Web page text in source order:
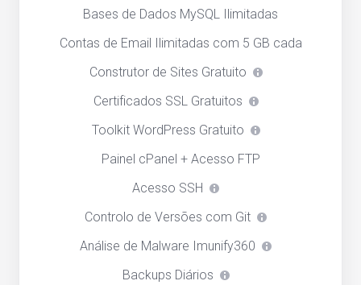
Bases de Dados MySQL Ilimitadas
Contas de Email Ilimitadas com 5 GB cada
Construtor de Sites Gratuito
Certificados SSL Gratuitos
Toolkit WordPress Gratuito
Painel cPanel + Acesso FTP
Acesso SSH
Controlo de Versões com Git
Análise de Malware Imunify360
Backups Diários